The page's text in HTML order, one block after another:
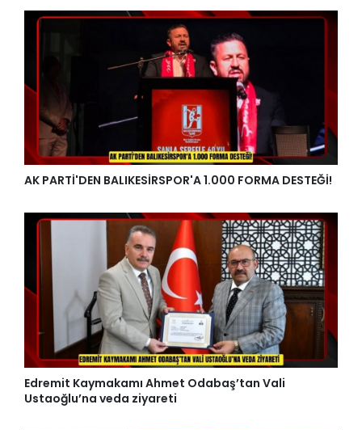
AK PARTİ'DEN BALIKESİRSPOR'A 1.000 FORMA DESTEĞİ!
Edremit Kaymakamı Ahmet Odabaş’tan Vali
Ustaoğlu’na veda ziyareti